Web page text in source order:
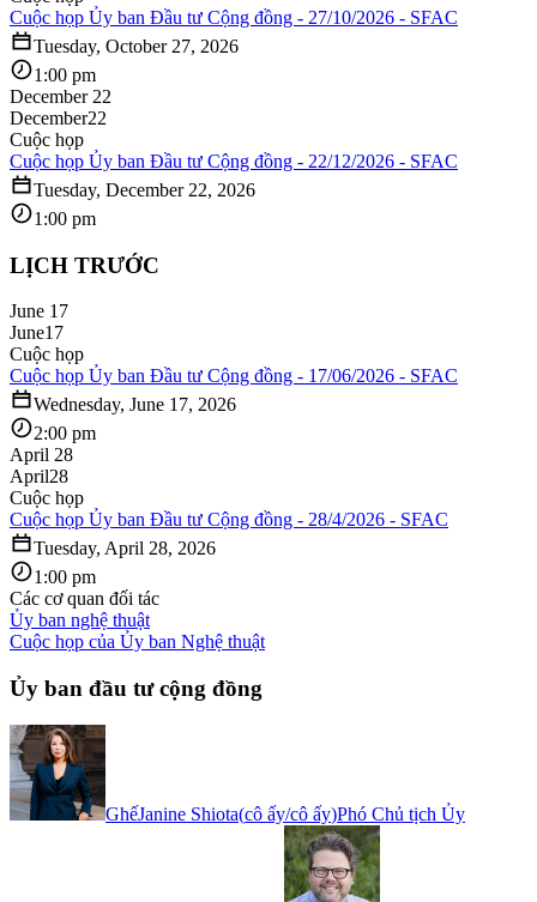
Cuộc họp Ủy ban Đầu tư Cộng đồng - 27/10/2026 - SFAC
Tuesday, October 27, 2026
1:00 pm
December 22
December22
Cuộc họp
Cuộc họp Ủy ban Đầu tư Cộng đồng - 22/12/2026 - SFAC
Tuesday, December 22, 2026
1:00 pm
LỊCH TRƯỚC
June 17
June17
Cuộc họp
Cuộc họp Ủy ban Đầu tư Cộng đồng - 17/06/2026 - SFAC
Wednesday, June 17, 2026
2:00 pm
April 28
April28
Cuộc họp
Cuộc họp Ủy ban Đầu tư Cộng đồng - 28/4/2026 - SFAC
Tuesday, April 28, 2026
1:00 pm
Các cơ quan đối tác
Ủy ban nghệ thuật
Cuộc họp của Ủy ban Nghệ thuật
Ủy ban đầu tư cộng đồng
GhếJanine Shiota(cô ấy/cô ấy)Phó Chủ tịch Ủy